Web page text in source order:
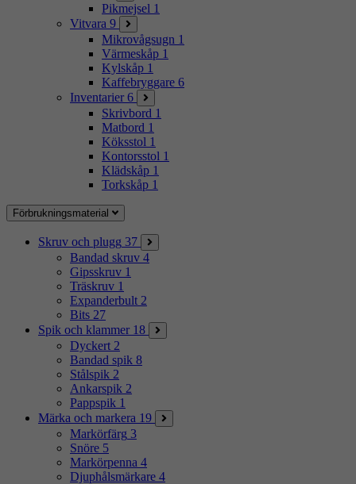
Pikmejsel 1
Vitvara 9
Mikrovågsugn 1
Värmeskåp 1
Kylskåp 1
Kaffebryggare 6
Inventarier 6
Skrivbord 1
Matbord 1
Köksstol 1
Kontorsstol 1
Klädskåp 1
Torkskåp 1
Förbrukningsmaterial
Skruv och plugg 37
Bandad skruv 4
Gipsskruv 1
Träskruv 1
Expanderbult 2
Bits 27
Spik och klammer 18
Dyckert 2
Bandad spik 8
Stålspik 2
Ankarspik 2
Pappspik 1
Märka och markera 19
Markörfärg 3
Snöre 5
Markörpenna 4
Djuphålsmärkare 4